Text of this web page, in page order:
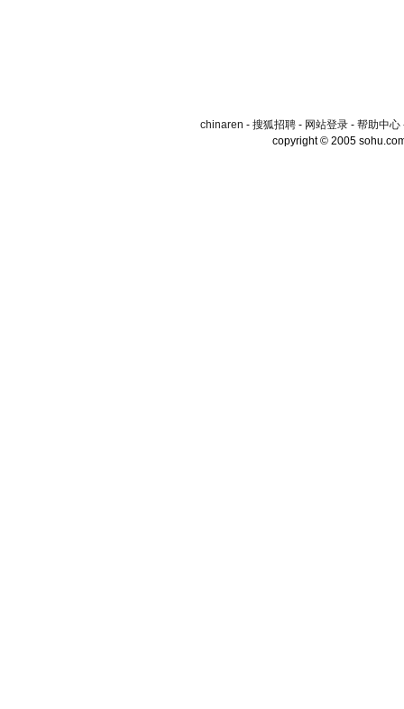
chinaren - 搜狐招聘- 网站登录- 帮助中心
copyright © 2005